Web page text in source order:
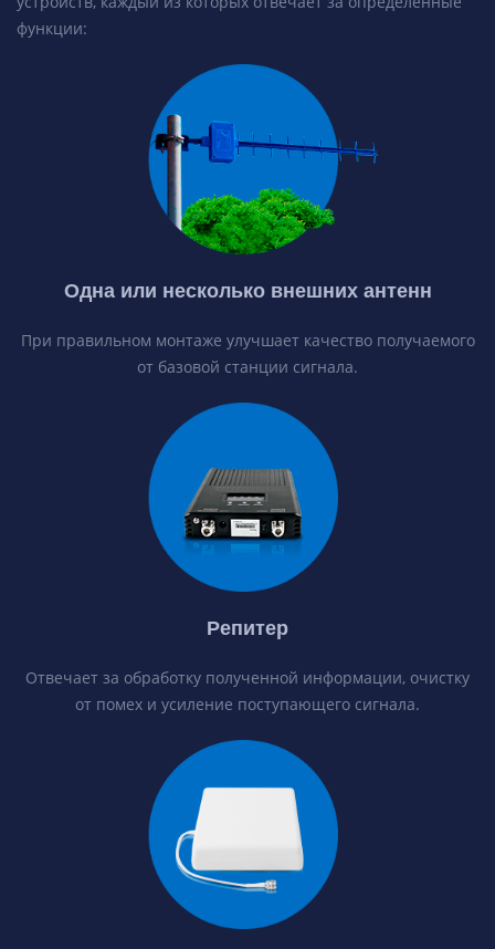
функции:
Одна или несколько внешних антенн
При правильном монтаже улучшает качество получаемого
от базовой станции сигнала.
Репитер
Отвечает за обработку полученной информации, очистку
от помех и усиление поступающего сигнала.